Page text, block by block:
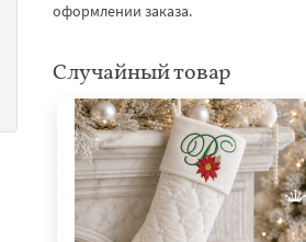
оформлении заказа.
Случайный товар